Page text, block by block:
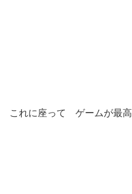
これに座って ゲームが最高